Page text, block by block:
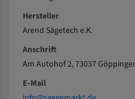
Hersteller
Arend Sägetech e.K.
Anschrift
Am Autohof 2, 73037
E-Mail